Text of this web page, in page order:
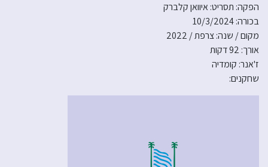
הפקה: תסריט: איוואן קלברק
בכורה: 10/3/2024
מקום / שנה: צרפת / 2022
אורך: 92 דקות
ז'אנר: קומדיה
שחקנים: